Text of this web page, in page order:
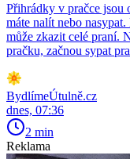
Přihrádky v pračce jsou
máte nalít nebo
může zkazit celé praní.
pračku, začnou sypat
BydlímeÚtulně.cz
dnes, 07:36
2 min
Reklama